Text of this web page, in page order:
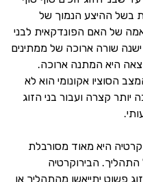
בשל ההיצע הנמוך של
של האם הפונדקאית לבני
שורה ארוכה של ממתינים
היא המתנה ארוכה.
הסוציו אקונומי הוא לא
קצרה ועבור בני הזוג
היא מאוד מסורבלת
הבירוקרטיה
פשוט יתייאשו מהתהליך או